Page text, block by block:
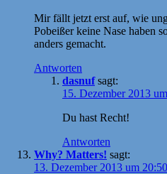
Mir fällt jetzt erst auf, wie
Pobeißer keine Nase haben
anders gemacht.
Antworten
dasnuf sagt:
15. Dezember 2013
Du hast Recht!
Antworten
Why? Matters! sagt:
13. Dezember 2013 um